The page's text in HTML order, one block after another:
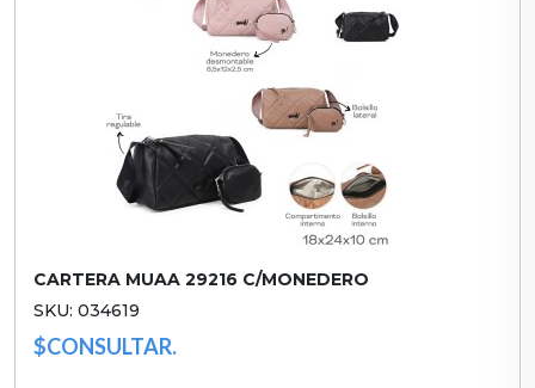
CARTERA MUAA 29216 C/MONEDERO
SKU: 034619
$CONSULTAR.